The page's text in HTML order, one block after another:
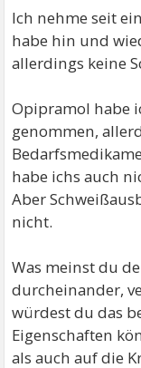
Ich nehme seit
habe hin und
allerdings keine
Opipramol habe
genommen,
habe ichs auch
Aber
nicht.
Was meinst du
durcheinander,
würdest du das
Eigenschaften
als auch auf die